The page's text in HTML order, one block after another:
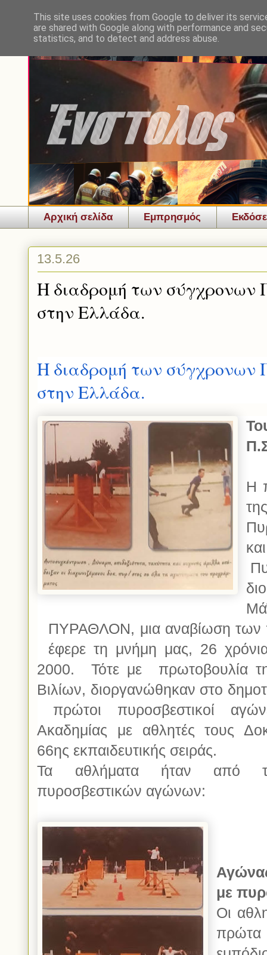
Αρχική σελίδα Εμπρησμός
13.5.26
Η διαδρομή των
στην Ελλάδα.
Η διαδρομή των
στην Ελλάδα.
Η
ΠΥΡΑΘΛΟΝ, μια αναβίωση των
έφερε τη μνήμη μας, 26
2000. Τότε με πρωτοβουλία
Βιλίων, διοργανώθηκαν στο
πρώτοι πυροσβεστικοί
Ακαδημίας με αθλητές τους
66ης εκπαιδευτικής σειράς.
Τα αθλήματα ήταν από
πυροσβεστικών αγώνων:
με
Οι
This site uses cookies from Google to deliver its
are shared with Google along with performance and
statistics, and to detect and address abuse.